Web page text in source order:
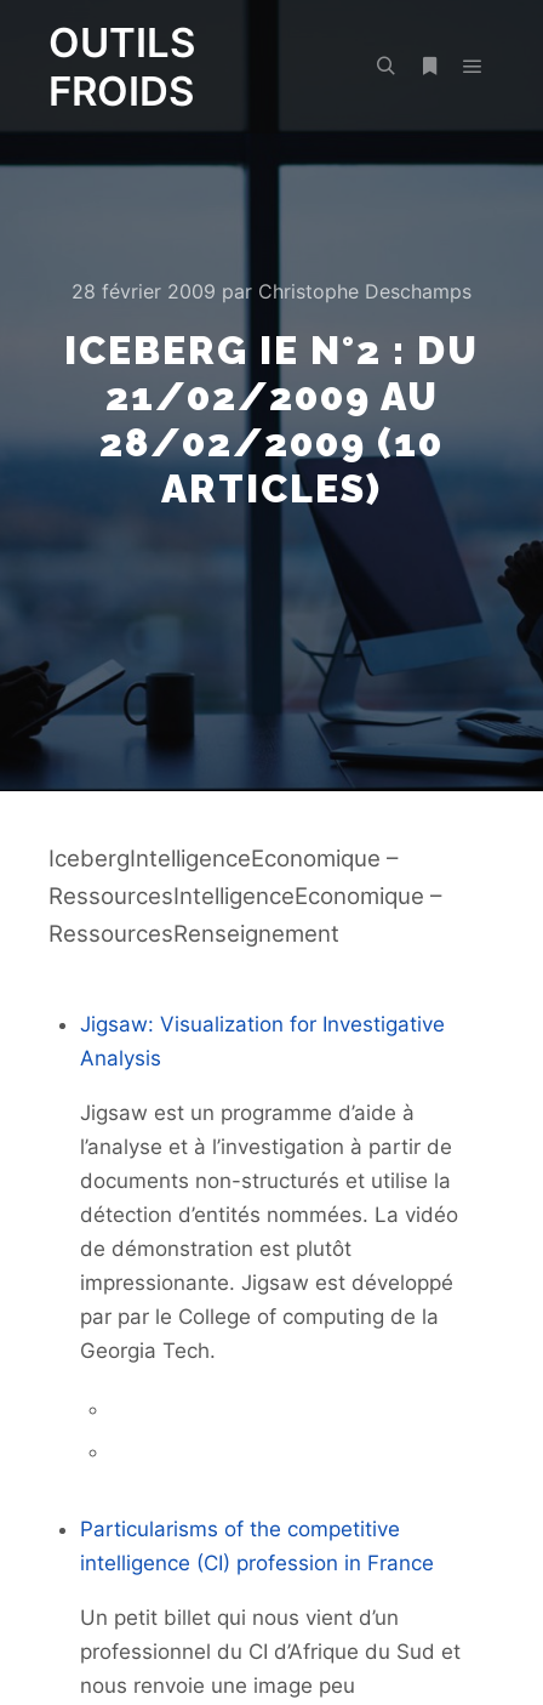
OUTILS
FROIDS
28 février 2009 par Christophe Deschamps
ICEBERG IE N°2 : DU
21/02/2009 AU
28/02/2009 (10
ARTICLES)
IcebergIntelligenceEconomique –
RessourcesIntelligenceEconomique –
RessourcesRenseignement
Jigsaw: Visualization for Investigative
Analysis
Jigsaw est un programme d’aide à
l’analyse et à l’investigation à partir de
documents non-structurés et utilise la
détection d’entités nommées. La vidéo
de démonstration est plutôt
impressionante. Jigsaw est développé
par par le College of computing de la
Georgia Tech.
Particularisms of the competitive
intelligence (CI) profession in France
Un petit billet qui nous vient d’un
professionnel du CI d’Afrique du Sud et
nous renvoie une image peu